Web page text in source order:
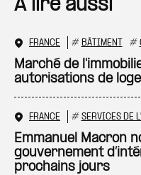
A lire aussi
FRANCE # BÂTIMENT #
Marché de
autorisations de
FRANCE # SERVICES DE
Emmanuel Macron
gouvernement
prochains jours